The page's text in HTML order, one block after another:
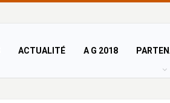
ACTUALITÉ A G 2018